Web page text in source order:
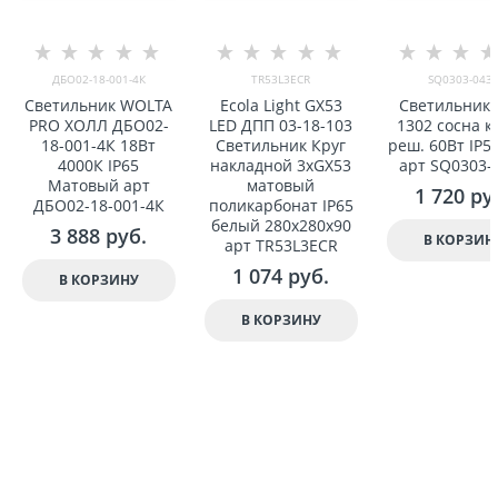
ДБО02-18-001-4К
Светильник WOLTA
PRO ХОЛЛ ДБО02-
18-001-4К 18Вт
4000К IP65
Матовый арт
ДБО02-18-001-4К
3 888 руб.
В КОРЗИНУ
TR53L3ECR
Ecola Light GX53
LED ДПП 03-18-103
Светильник Круг
накладной 3xGX53
матовый
поликарбонат IP65
белый 280x280x90
арт TR53L3ECR
1 074 руб.
В КОРЗИНУ
SQ0303-0432
1302 сосна
реш. 60Вт
арт SQ0303-
1 720
В